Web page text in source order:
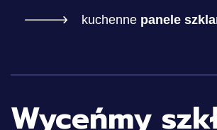
kuchenne panele
Wyceńmy